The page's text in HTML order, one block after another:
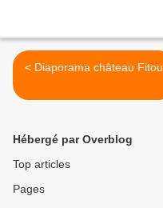
< Diaporama château Fitou
Hébergé par Overblog
Top articles
Pages